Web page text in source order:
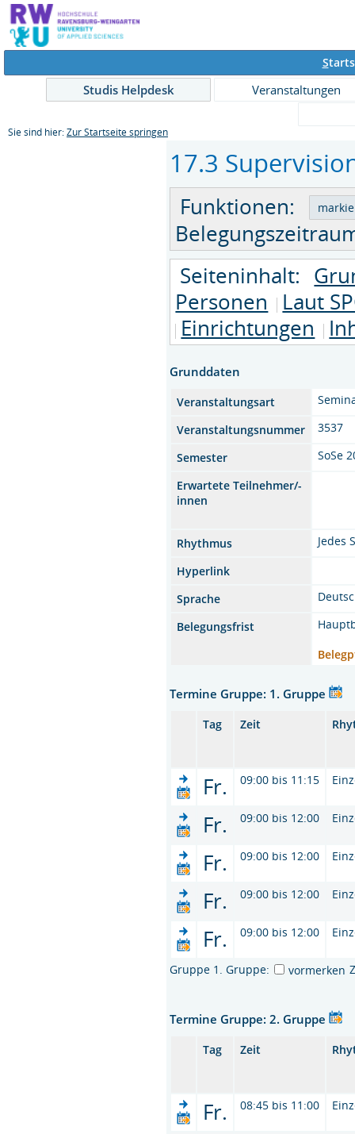
S
Studis Helpdesk
Veranstaltungen
Sie sind hier: Zur Startseite springen
17.3
Funktionen:
Seiteninhalt:
Personen
Laut
Einrichtungen
Grunddaten
Veranstaltungsart
Veranstaltungsnummer
3537
Semester
SoSe
Erwartete Teilnehmer/-
innen
Rhythmus
Jedes
Hyperlink
Sprache
Belegungsfrist
Termine Gruppe: 1. Gruppe
Tag Zeit
Fr. 09:00 bis 11:15
Fr. 09:00 bis 12:00
Fr. 09:00 bis 12:00
Fr. 09:00 bis 12:00
Fr. 09:00 bis 12:00
Gruppe 1. Gruppe: vormerken
Termine Gruppe: 2. Gruppe
Tag Zeit
Fr. 08:45 bis 11:00